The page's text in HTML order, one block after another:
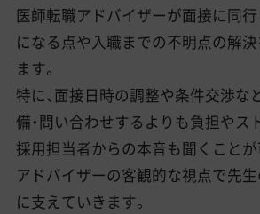
医師転職アドバイザーが面接に同行
になる点や入職までの不明点の解
ます。
特に、面接日時の調整や条件交渉な
備・問い合わせするよりも負担やス
採用担当者からの本音も聞くことが
アドバイザーの客観的な視点で先
に支えていきます。